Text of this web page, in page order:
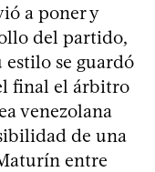
a poner y
del partido,
estilo se guardó
final el árbitro
venezolana
de una
entre